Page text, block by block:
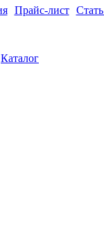
Прайс-лист
Каталог